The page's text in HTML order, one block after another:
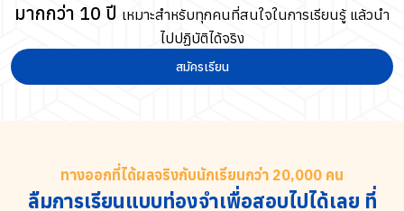
มากกว่า 10 ปี เหมาะสำหรับทุกคนที่สนใจในการเรียนรู้ แล้วนำ
ไปปฏิบัติได้จริง
สมัครเรียน
ทางออกที่ได้ผลจริงกับนักเรียนกว่า 20,000 คน
ลืมการเรียนแบบท่องจำเพื่อสอบไปได้เลย ที่